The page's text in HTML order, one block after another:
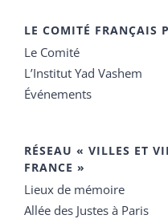
LE COMITÉ FRANÇAIS
Le Comité
L’Institut Yad Vashem
Événements
RÉSEAU « VILLES ET
FRANCE »
Lieux de mémoire
Allée des Justes à Paris